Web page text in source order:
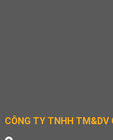
CÔNG TY TNHH TM&DV